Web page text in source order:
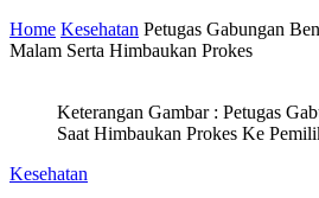
Home Kesehatan Petugas Gabungan
Malam Serta Himbaukan Prokes
Keterangan Gambar : Petugas
Saat Himbaukan Prokes Ke
Kesehatan